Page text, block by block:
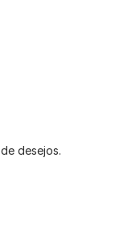
desejos.